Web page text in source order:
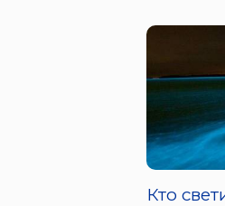
Кто